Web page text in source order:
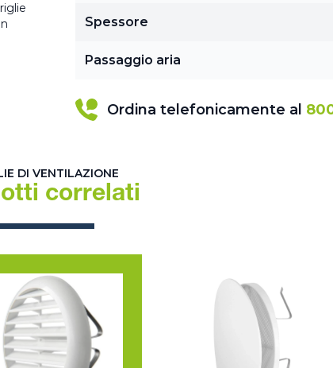
Spessore
Passaggio aria
Ordina telefonicamente al
DI VENTILAZIONE
correlati